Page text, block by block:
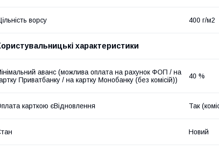
ворсу 400 г/м2
характеристики
аванс (можлива оплата на рахунок ФОП / на
Приватбанку / на картку Монобанку (без комісій))
40 %
карткою єВідновлення Так
Новий